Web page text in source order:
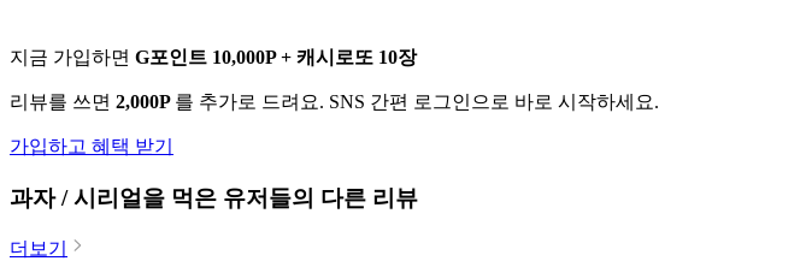
지금 가입하면 G포인트 10,000P + 캐시로또 10장
리뷰를 쓰면 2,000P 를 추가로 드려요. SNS 간편 로그인으로 바로 시작하세요.
가입하고 혜택 받기
과자 / 시리얼을 먹은 유저들의 다른 리뷰
더보기